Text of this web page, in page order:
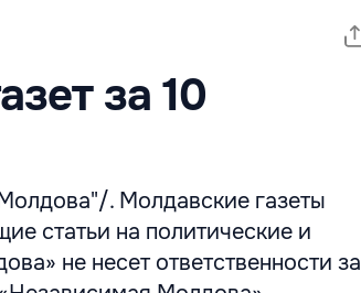
за 10
. Молдавские газеты
статьи на политические и
не несет ответственности за